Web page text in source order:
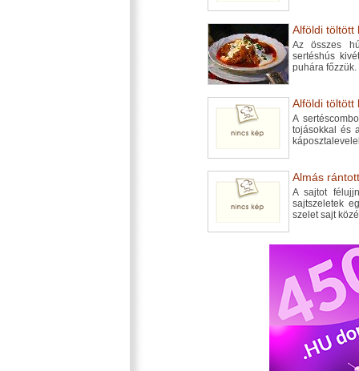
Alföldi töltött
Az összes
sertéshús
puhára
Alföldi töltött
A
tojásokkal és
Almás
A sajtot
sajtszeletek
szelet sajt